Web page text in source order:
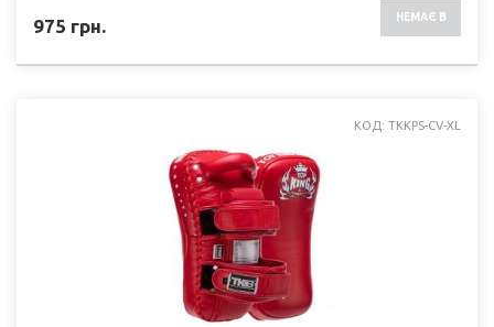
975 грн. НЕМАЄ В
КОД: TKKPS-CV-XL